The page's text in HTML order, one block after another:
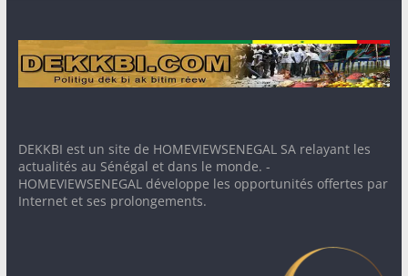
DEKKBI est un site de HOMEVIEWSENEGAL SA relayant les
actualités au Sénégal et dans le monde. -
HOMEVIEWSENEGAL développe les opportunités offertes par
Internet et ses prolongements.